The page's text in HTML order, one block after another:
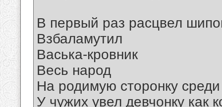
В первый раз расцвел
Взбаламутил
Васька-кровник
Весь народ
На родимую сторонку
У чужих увел девчонку как